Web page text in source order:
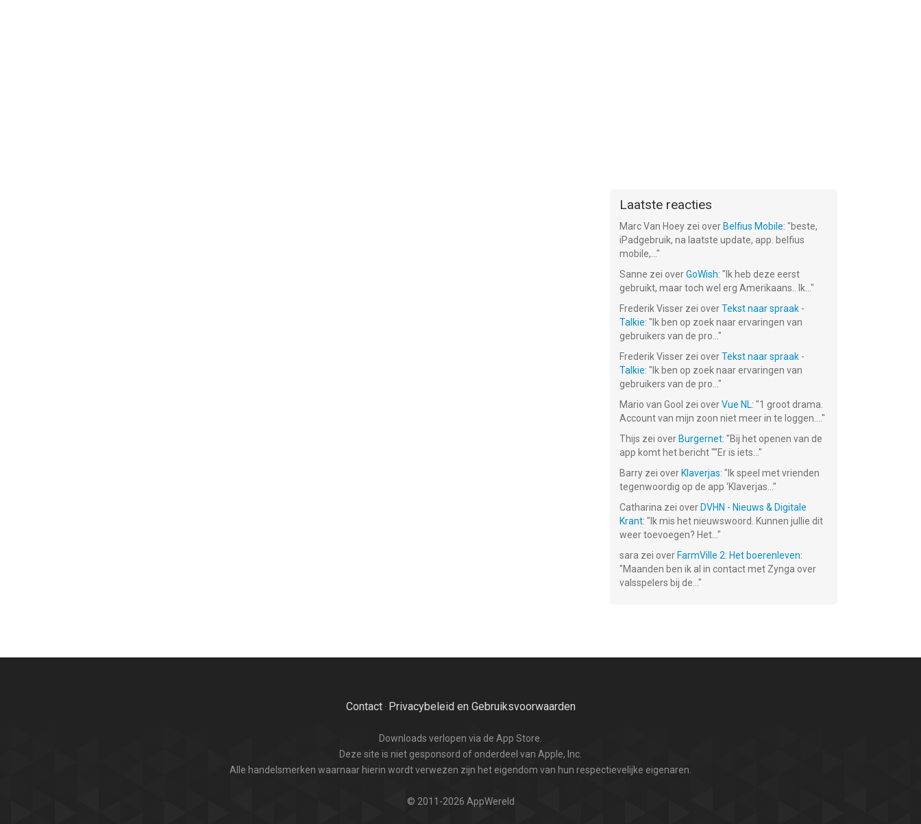
Laatste reacties
Marc Van Hoey zei over Belfius Mobile: "beste,
iPadgebruik, na laatste update, app. belfius
mobile,... "
Sanne zei overGoWish: " Ik heb deze eerst
gebruikt, maar toch wel erg Amerikaans.. Ik... "
Frederik Visser zei overTekst naar spraak -
Talkie: " Ik ben op zoek naar ervaringen van
gebruikers van de pro... "
Frederik Visser zei overTekst naar spraak -
Talkie: " Ik ben op zoek naar ervaringen van
gebruikers van de pro... "
Mario van Gool zei overVue NL: "1 groot drama.
Account van mijn zoon niet meer in te loggen.... "
Thijs zei over Burgernet: "Bij het openen van de
app komt het bericht ""Er is iets... "
Barry zei over Klaverjas: " Ik speel met vrienden
tegenwoordig op de app ‘Klaverjas... "
Catharina zei over DVHN - Nieuws & Digitale
Krant: " Ik mis het nieuwswoord. Kunnen jullie dit
weer toevoegen? Het... "
sara zei over FarmVille 2: Het boerenleven:
"Maanden ben ik al in contact met Zynga over
valsspelers bij de... "
Contact· Privacybeleid en Gebruiksvoorwaarden
Downloads verlopen via de App Store.
Deze site is niet gesponsord of onderdeel van Apple, Inc.
Alle handelsmerken waarnaar hierin wordt verwezen zijn het eigendom van hun respectievelijke eigenaren.
© 2011-2026 AppWereld